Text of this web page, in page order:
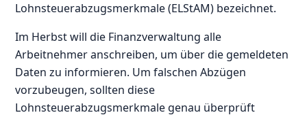
Lohnsteuerabzugsmerkmale (ELStAM) bezeichnet.
Im Herbst will die Finanzverwaltung alle
Arbeitnehmer anschreiben, um über die gemeldeten
Daten zu informieren. Um falschen Abzügen
vorzubeugen, sollten diese
Lohnsteuerabzugsmerkmale genau überprüft